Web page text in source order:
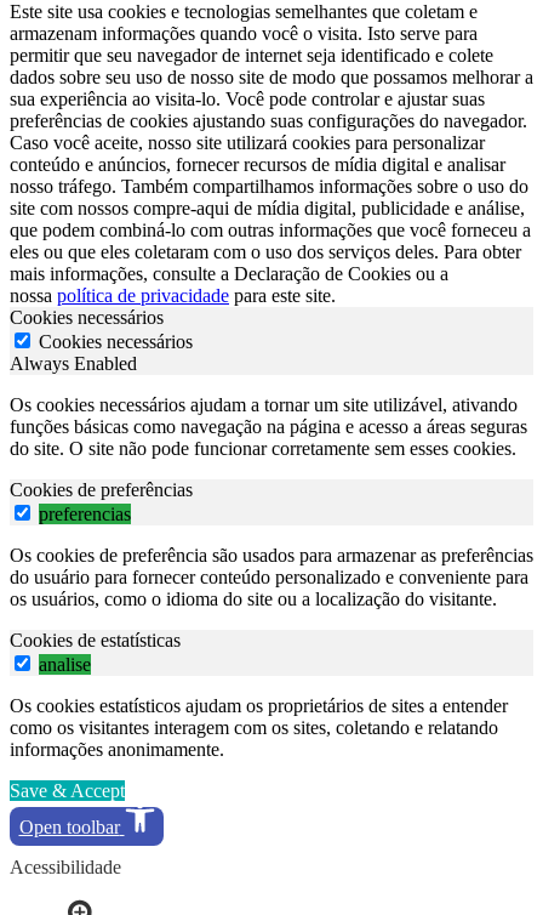
Este site usa cookies e tecnologias semelhantes que coletam e
armazenam informações quando você o visita. Isto serve para
permitir que seu navegador de internet seja identificado e colete
dados sobre seu uso de nosso site de modo que possamos melhorar a
sua experiência ao visita-lo. Você pode controlar e ajustar suas
preferências de cookies ajustando suas configurações do navegador.
Caso você aceite, nosso site utilizará cookies para personalizar
conteúdo e anúncios, fornecer recursos de mídia digital e analisar
nosso tráfego. Também compartilhamos informações sobre o uso do
site com nossos compre-aqui de mídia digital, publicidade e análise,
que podem combiná-lo com outras informações que você forneceu a
eles ou que eles coletaram com o uso dos serviços deles. Para obter
mais informações, consulte a Declaração de Cookies ou a
nossa política de privacidade para este site.
Cookies necessários
Cookies necessários
Always Enabled
Os cookies necessários ajudam a tornar um site utilizável, ativando
funções básicas como navegação na página e acesso a áreas seguras
do site. O site não pode funcionar corretamente sem esses cookies.
Cookies de preferências
preferencias
Os cookies de preferência são usados para armazenar as preferências
do usuário para fornecer conteúdo personalizado e conveniente para
os usuários, como o idioma do site ou a localização do visitante.
Cookies de estatísticas
analise
Os cookies estatísticos ajudam os proprietários de sites a entender
como os visitantes interagem com os sites, coletando e relatando
informações anonimamente.
Save & Accept
Open toolbar
Acessibilidade